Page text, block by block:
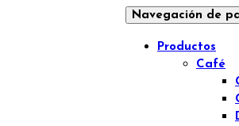
Navegación de
Productos
Café